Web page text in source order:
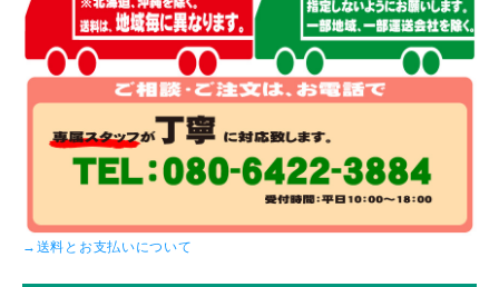
→送料とお支払いについて